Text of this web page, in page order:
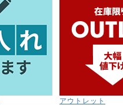
アウトレット